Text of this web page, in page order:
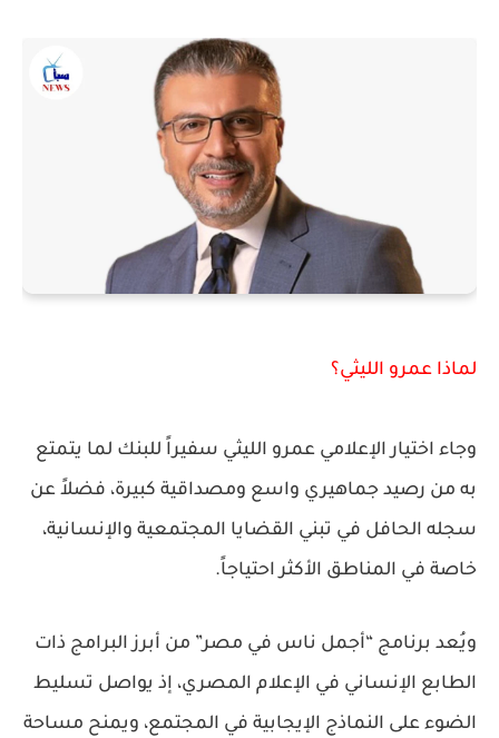
لماذا عمرو الليثي؟
وجاء اختيار الإعلامي عمرو الليثي سفيراً للبنك لما يتمتع
به من رصيد جماهيري واسع ومصداقية كبيرة، فضلاً عن
سجله الحافل في تبني القضايا المجتمعية والإنسانية،
خاصة في المناطق الأكثر احتياجاً.
ويُعد برنامج “أجمل ناس في مصر” من أبرز البرامج ذات
الطابع الإنساني في الإعلام المصري، إذ يواصل تسليط
الضوء على النماذج الإيجابية في المجتمع، ويمنح مساحة